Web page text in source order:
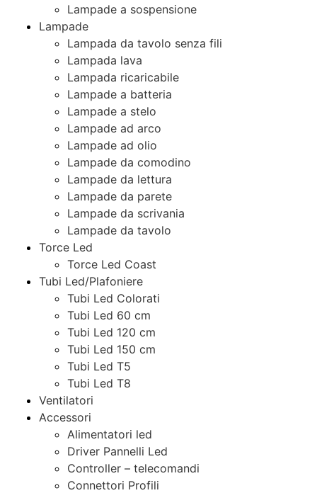
Lampade a sospensione
Lampade
Lampada da tavolo senza fili
Lampada lava
Lampada ricaricabile
Lampade a batteria
Lampade a stelo
Lampade ad arco
Lampade ad olio
Lampade da comodino
Lampade da lettura
Lampade da parete
Lampade da scrivania
Lampade da tavolo
Torce Led
Torce Led Coast
Tubi Led/Plafoniere
Tubi Led Colorati
Tubi Led 60 cm
Tubi Led 120 cm
Tubi Led 150 cm
Tubi Led T5
Tubi Led T8
Ventilatori
Accessori
Alimentatori led
Driver Pannelli Led
Controller – telecomandi
Connettori Profili